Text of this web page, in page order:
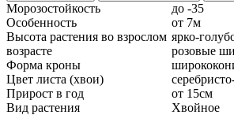
Морозостойкость
до -35
Особенность
от 7м
Высота растения во взрослом
возрасте
ярко-
розовые
Форма кроны
Цвет листа (хвои)
Прирост в год
от 15см
Вид растения
Хвойное